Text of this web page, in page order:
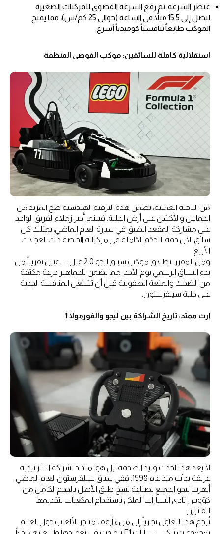
عنصر السرعة: تم رفع السرعة القصوى للمركبات الصغيرة
لتصل إلى 15.5 ميلاً في الساعة (حوالي 25 كم/س)، مما يمنح
الموكب طابعاً تنافسياً كوميدياً أسرع.
استقلالية كاملة للسائقين: موكب الفوضى المنظمة
من الناحية العملية، تضمن هذه الترقية الهندسية ضخ المزيد من
الحماس والأكشن على أرض الحلبة. فبينما أُجبر زملاء الفريق الواحد
على مشاركة المقعد الضيق في سيارة العام الماضي، يمتلك كل
سائق الآن دفة التحكم الكاملة في مركباته الخاصة ذات العجلات
الأربع.
ومن المقرر انطلاق موكب سباق ليجو 2.0 قبل ساعتين تقريباً من
بدء السباق الرسمي يوم الأحد، مما يضمن للجماهير جرعة مكثفة
من الضحك والمتعة الطفولية قبل أن تشتعل المنافسة الجدية
على حلبة سيلفرستون.
إرث ممتد: تاريخ الشراكة بين ليجو والفورمولا 1
لا يعد هذا الحدث وليد الصدفة، بل هو امتداد لشراكة استراتيجية
عريقة بدأت منذ عام 1998. ففي سباق سيلفرستون العام الماضي،
أبهرت ليجو الجميع بصناعة نسخ طبق الأصل بالحجم الكامل من
كؤوس نادي السيارات الملكي باستخدام المكعبات لتقديمها
للفائزين.
تُرجم هذا التعاون تجارياً إلى ملء أرفف متاجر الألعاب حول العالم